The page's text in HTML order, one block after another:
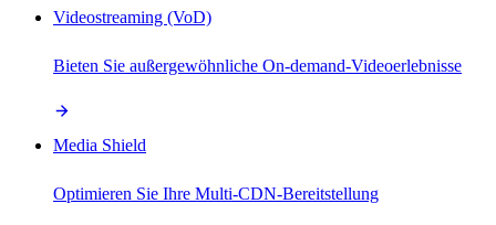
Videostreaming (VoD)
Bieten Sie außergewöhnliche On-demand-Videoerlebnisse
Media Shield
Optimieren Sie Ihre Multi-CDN-Bereitstellung